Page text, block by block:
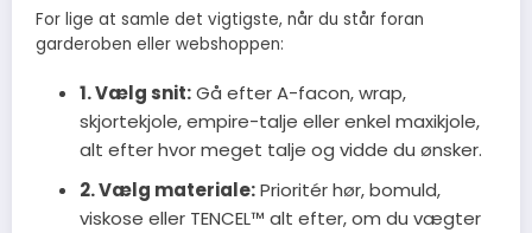
For lige at samle det vigtigste, når du står foran
garderoben eller webshoppen:
1. Vælg snit:Gå efter A-facon, wrap,
skjortekjole, empire-talje eller enkel maxikjole,
alt efter hvor meget talje og vidde du ønsker.
2. Vælg materiale:Prioritér hør, bomuld,
viskose eller TENCEL™ alt efter, om du vægter